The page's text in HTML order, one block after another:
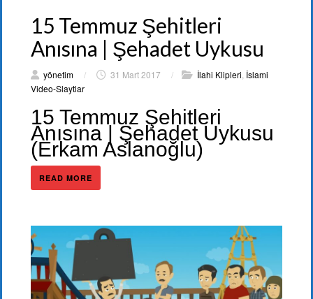
15 Temmuz Şehitleri
Anısına | Şehadet Uykusu
yönetim / 31 Mart 2017 / İlahi Klipleri İslami
Video-Slaytlar
15 Temmuz Şehitleri
Anısına | Şehadet Uykusu
(Erkam Aslanoğlu)
READ MORE